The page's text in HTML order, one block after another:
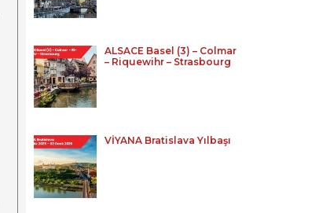
ALSACE Basel (3) – Colmar
– Riquewihr – Strasbourg
VİYANA Bratislava Yılbaşı